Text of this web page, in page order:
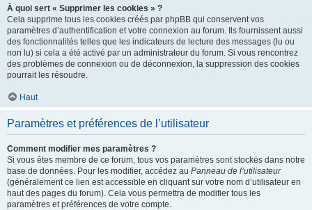
À quoi sert « Supprimer les cookies » ?
Cela supprime tous les cookies créés par phpBB qui conservent vos
paramètres d’authentification et votre connexion au forum. Ils fournissent aussi
des fonctionnalités telles que les indicateurs de lecture des messages (lu ou
non lu) si cela a été activé par un administrateur du forum. Si vous rencontrez
des problèmes de connexion ou de déconnexion, la suppression des cookies
pourrait les résoudre.
Haut
Paramètres et préférences de l’utilisateur
Comment modifier mes paramètres ?
Si vous êtes membre de ce forum, tous vos paramètres sont stockés dans notre
base de données. Pour les modifier, accédez au Panneau de l’utilisateur
(généralement ce lien est accessible en cliquant sur votre nom d’utilisateur en
haut des pages du forum). Cela vous permettra de modifier tous les
paramètres et préférences de votre compte.